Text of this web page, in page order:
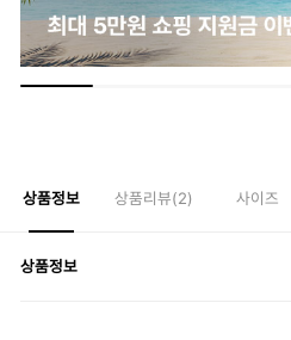
상품정보 상품리뷰(2) 사이즈
상품정보